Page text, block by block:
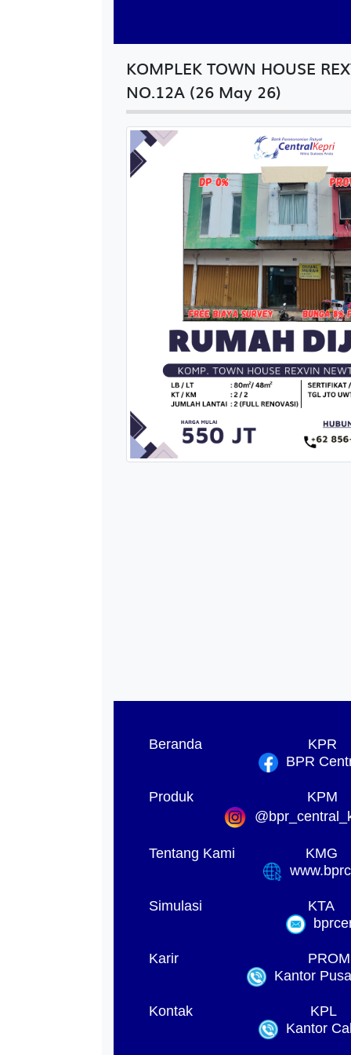
KOMPLEK TOWN HOUSE
NO.12A (26 May 26)
Beranda
KPR
BPR
Produk
KPM
Tentang Kami
KMG
Simulasi
KTA
Karir
Kantor
Kontak
KPL
Kantor